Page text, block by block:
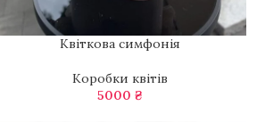
ДОДАТИ В КОШИККвіткова симфонія
Коробки квітів
5000 ₴